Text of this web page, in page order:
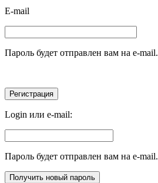
E-mail
Пароль будет отправлен вам на e-mail.
Login или e-mail:
Пароль будет отправлен вам на e-mail.